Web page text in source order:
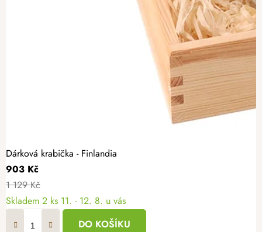
Dárková krabička - Finlandia
903 Kč
1 129 Kč
Skladem 2 ks 11. - 12. 8. u vás
DO KOŠÍKU